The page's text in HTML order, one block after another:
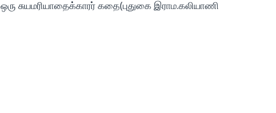
ஒரு சுயமரியாதைக்காரர் கதை(புதுகை இராம.கலியாணி